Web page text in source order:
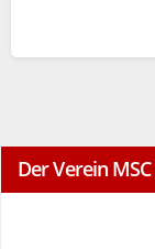
Der Verein MSC